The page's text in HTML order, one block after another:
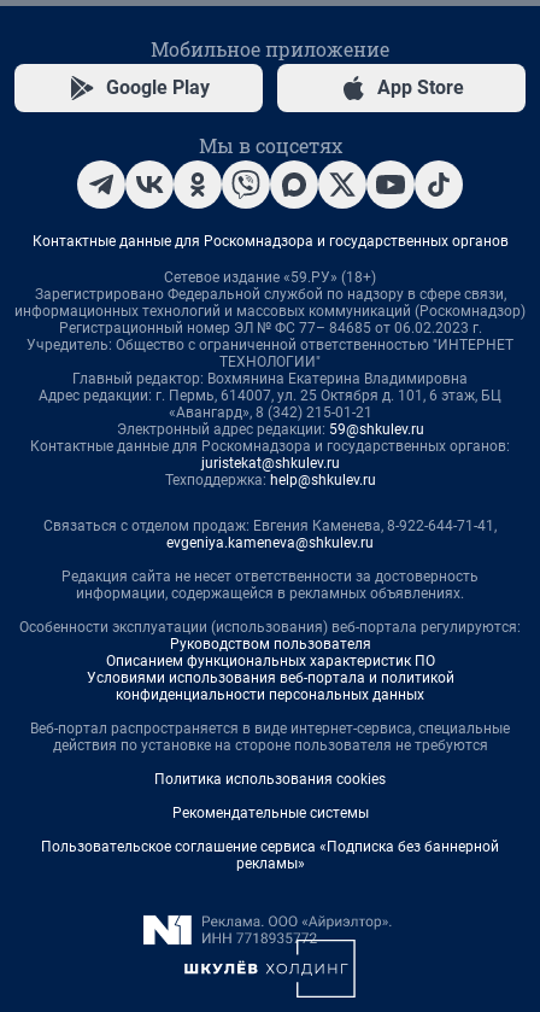
Мобильное приложение
Google Play App Store
Мы в соцсетях
Контактные данные для Роскомнадзора и государственных органов
Сетевое издание «59.РУ» (18+)
Зарегистрировано Федеральной службой по надзору в сфере связи,
информационных технологий и массовых коммуникаций (Роскомнадзор)
Регистрационный номер ЭЛ № ФС 77– 84685 от 06.02.2023 г.
Учредитель: Общество с ограниченной ответственностью "ИНТЕРНЕТ
ТЕХНОЛОГИИ"
Главный редактор: Вохмянина Екатерина Владимировна
Адрес редакции: г. Пермь, 614007, ул. 25 Октября д. 101, 6 этаж, БЦ
«Авангард», 8 (342) 215-01-21
Электронный адрес редакции: 59@shkulev.ru
Контактные данные для Роскомнадзора и государственных органов:
juristekat@shkulev.ru
Техподдержка: help@shkulev.ru
Связаться с отделом продаж: Евгения Каменева, 8-922-644-71-41,
evgeniya.kameneva@shkulev.ru
Редакция сайта не несет ответственности за достоверность
информации, содержащейся в рекламных объявлениях.
Особенности эксплуатации (использования) веб-портала регулируются:
Руководством пользователя
Описанием функциональных характеристик ПО
Условиями использования веб-портала и политикой
конфиденциальности персональных данных
Веб-портал распространяется в виде интернет-сервиса, специальные
действия по установке на стороне пользователя не требуются
Политика использования cookies
Рекомендательные системы
Пользовательское соглашение сервиса «Подписка без баннерной
рекламы»